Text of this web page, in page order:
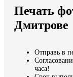
Мы доставляем
Продолжить без
Печать
Дмитрове
Отправь в
часа!